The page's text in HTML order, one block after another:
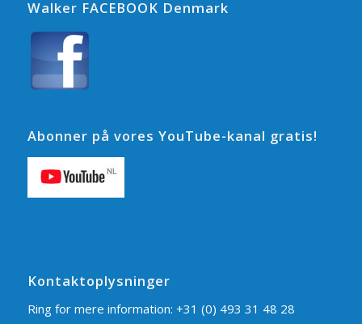
Walker FACEBOOK Denmark
Abonner på vores YouTube-kanal gratis!
Kontaktoplysninger
Ring for mere information: +31 (0) 493 31 48 28